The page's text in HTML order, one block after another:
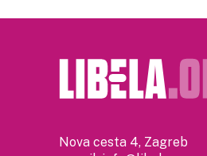
Nova cesta 4, Zagreb